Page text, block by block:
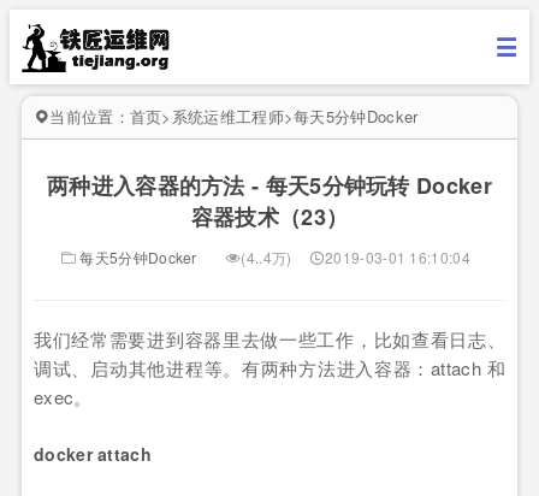
当前位置： 首页> 系统运维工程师>每天5分钟Docker
两种进入容器的方法 - 每天5分钟玩转 Docker
容器技术（23）
每天5分钟Docker (4..4万) 2019-03-01 16:10:04
我们经常需要进到容器里去做一些工作，比如查看日志、
调试、启动其他进程等。有两种方法进入容器：attach 和
exec。
docker attach